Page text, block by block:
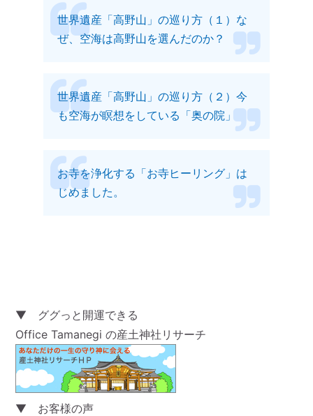
世界遺産「高野山」の巡り方（１）な
ぜ、空海は高野山を選んだのか？
世界遺産「高野山」の巡り方（２）今
も空海が瞑想をしている「奥の院」
お寺を浄化する「お寺ヒーリング」は
じめました。
▼ ググっと開運できる
Office Tamanegi の産土神社リサーチ
▼ お客様の声